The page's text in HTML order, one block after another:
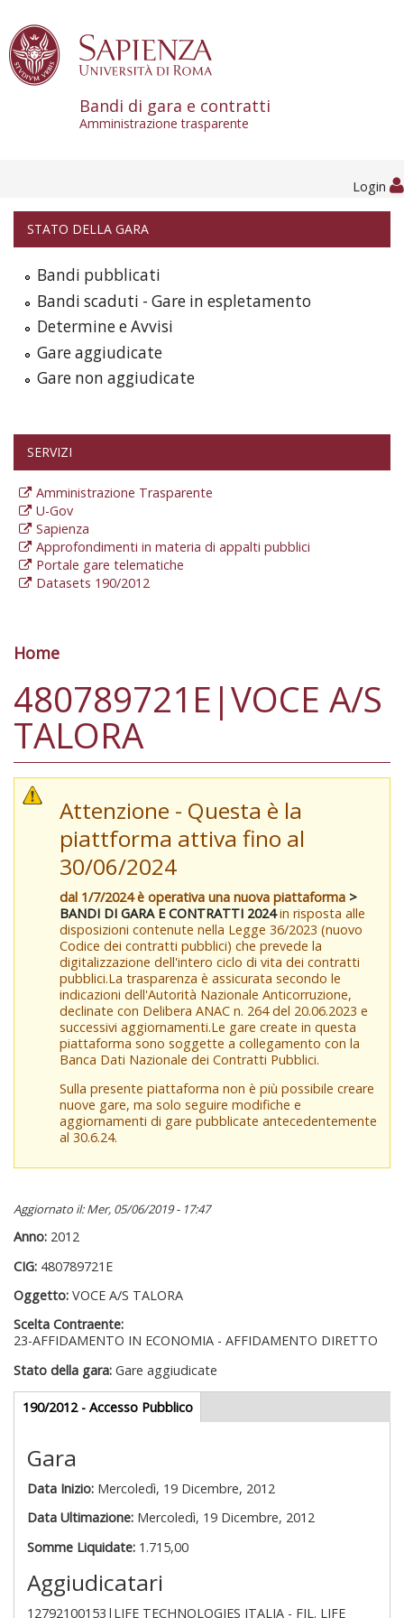
Bandi di gara e contratti
Amministrazione trasparente
Login
STATO DELLA GARA
Bandi pubblicati
Bandi scaduti - Gare in espletamento
Determine e Avvisi
Gare aggiudicate
Gare non aggiudicate
SERVIZI
Amministrazione Trasparente
U-Gov
Sapienza
Approfondimenti in materia di appalti pubblici
Portale gare telematiche
Datasets 190/2012
Tu sei qui
Home
480789721E|VOCE A/S
TALORA
Attenzione - Questa è la
piattforma attiva fino al
30/06/2024
dal 1/7/2024 è operativa una nuova piattaforma >
BANDI DI GARA E CONTRATTI 2024in risposta alle
disposizioni contenute nella Legge 36/2023 (nuovo
Codice dei contratti pubblici) che prevede la
digitalizzazione dell'intero ciclo di vita dei contratti
pubblici.La trasparenza è assicurata secondo le
indicazioni dell'Autorità Nazionale Anticorruzione,
declinate con Delibera ANAC n. 264 del 20.06.2023 e
successivi aggiornamenti.Le gare create in questa
piattaforma sono soggette a collegamento con la
Banca Dati Nazionale dei Contratti Pubblici.
Sulla presente piattaforma non è più possibile creare
nuove gare, ma solo seguire modifiche e
aggiornamenti di gare pubblicate antecedentemente
al 30.6.24.
Aggiornato il: Mer, 05/06/2019 - 17:47
Anno: 2012
CIG: 480789721E
Oggetto: VOCE A/S TALORA
Scelta Contraente:
23-AFFIDAMENTO IN ECONOMIA - AFFIDAMENTO DIRETTO
Stato della gara: Gare aggiudicate
Gare appalti
190/2012 - Accesso Pubblico(scheda
attiva)
Gara
Data Inizio: Mercoledì, 19 Dicembre, 2012
Data Ultimazione: Mercoledì, 19 Dicembre, 2012
Somme Liquidate: 1.715,00
Aggiudicatari
12792100153|LIFE TECHNOLOGIES ITALIA - FIL. LIFE